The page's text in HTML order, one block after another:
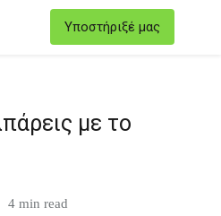
Υποστήριξέ μας
με το
4 min read